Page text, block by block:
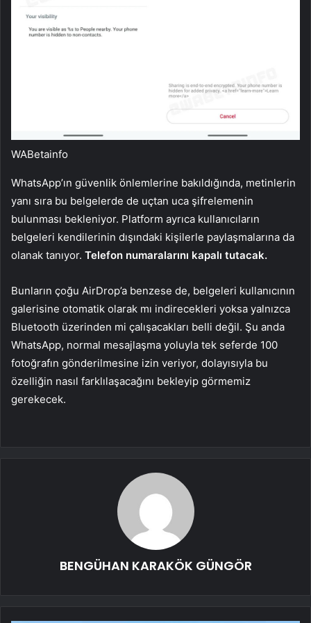
WABetainfo
WhatsApp’ın güvenlik önlemlerine bakıldığında, metinlerin
yanı sıra bu belgelerde de uçtan uca şifrelemenin
bulunması bekleniyor. Platform ayrıca kullanıcıların
belgeleri kendilerinin dışındaki kişilerle paylaşmalarına da
olanak tanıyor. Telefon numaralarını kapalı tutacak.
Bunların çoğu AirDrop’a benzese de, belgeleri kullanıcının
galerisine otomatik olarak mı indirecekleri yoksa yalnızca
Bluetooth üzerinden mi çalışacakları belli değil. Şu anda
WhatsApp, normal mesajlaşma yoluyla tek seferde 100
fotoğrafın gönderilmesine izin veriyor, dolayısıyla bu
özelliğin nasıl farklılaşacağını bekleyip görmemiz
gerekecek.
BENGÜHAN KARAKÖK GÜNGÖR